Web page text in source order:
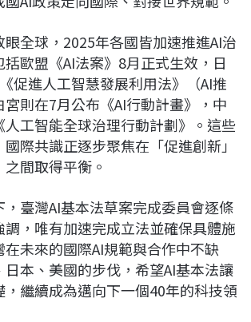
全球，2025年各國皆加速推進AI治
歐盟《AI法案》8月正式生效，日
促進人工智慧發展利用法》（AI推
則在7月公布《AI行動計畫》，中
人工智能全球治理行動計劃》。這些
際共識正逐步聚焦在「促進創新」
間取得平衡。
臺灣AI基本法草案完成委員會逐條
，唯有加速完成立法並確保具體施
未來的國際AI規範與合作中不缺
本、美國的步伐，希望AI基本法讓
，繼續成為邁向下一個40年的科技領